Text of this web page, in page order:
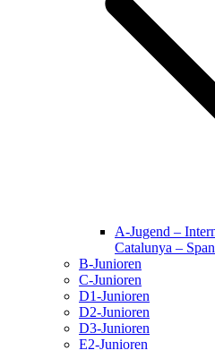
A-Jugend –
Catalunya –
B-Junioren
C-Junioren
D1-Junioren
D2-Junioren
D3-Junioren
E2-Junioren